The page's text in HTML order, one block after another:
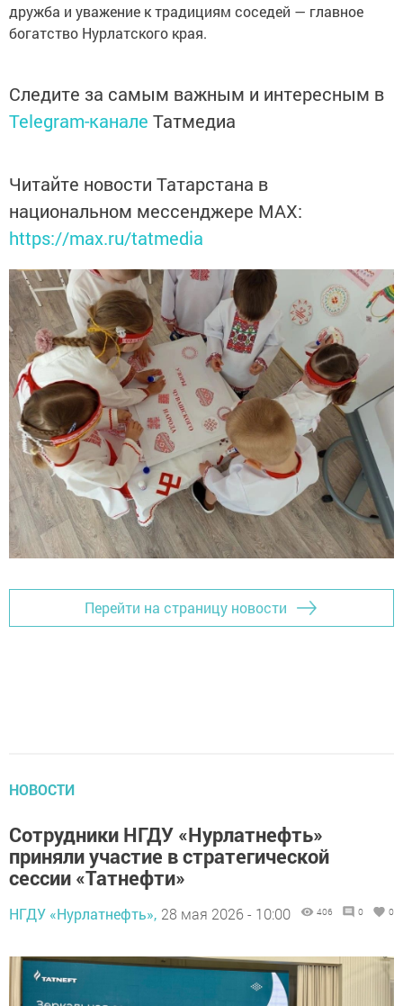
дружба и уважение к традициям соседей — главное
богатство Нурлатского края.
Следите за самым важным и интересным в
Telegram-канале Татмедиа
Читайте новости Татарстана в
национальном мессенджере MАХ:
https://max.ru/tatmedia
Перейти на страницу новости
НОВОСТИ
Сотрудники НГДУ «Нурлатнефть»
приняли участие в стратегической
сессии «Татнефти»
НГДУ «Нурлатнефть», 28 мая 2026 - 10:00 406 0 0